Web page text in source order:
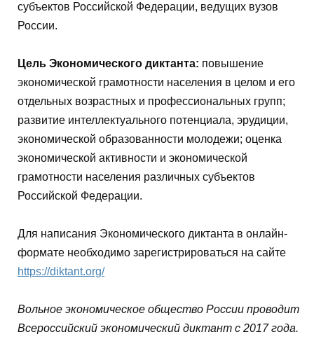
субъектов Российской Федерации, ведущих вузов
России.
Цель Экономического диктанта: повышение
экономической грамотности населения в целом и его
отдельных возрастных и профессиональных групп;
развитие интеллектуального потенциала, эрудиции,
экономической образованности молодежи; оценка
экономической активности и экономической
грамотности населения различных субъектов
Российской Федерации.
Для написания Экономического диктанта в онлайн-
формате необходимо зарегистрироваться на сайте
https://diktant.org/
Вольное экономическое общество России проводит
Всероссийский экономический диктант с 2017 года.